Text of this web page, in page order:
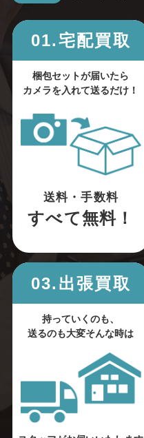
01.宅配買取
梱包セットが届いたら
カメラを入れて送るだけ！
送料・手数料
すべて無料！
03.出張買取
持っていくのも、
送るのも大変そんな時は